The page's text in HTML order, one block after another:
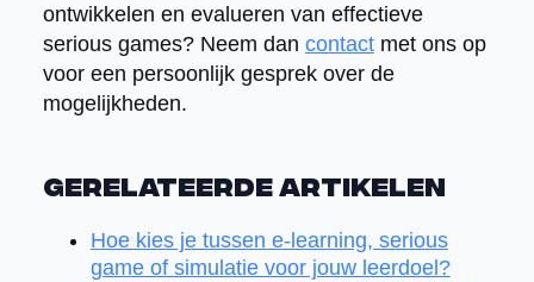
ontwikkelen en evalueren van effectieve
serious games? Neem dan contactmet ons op
voor een persoonlijk gesprek over de
mogelijkheden.
Gerelateerde artikelen
Hoe kies je tussen e-learning, serious
game of simulatie voor jouw leerdoel?